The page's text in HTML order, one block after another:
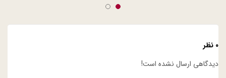
۰ نظر
دیدگاهی ارسال نشده است!